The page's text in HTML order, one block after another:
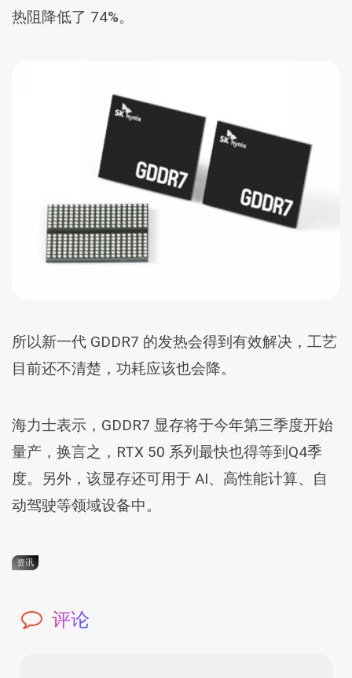
热阻降低了 74%。
所以新一代 GDDR7 的发热会得到有效解决，工艺
目前还不清楚，功耗应该也会降。
海力士表示，GDDR7 显存将于今年第三季度开始
量产，换言之，RTX 50 系列最快也得等到Q4季
度。另外，该显存还可用于 AI、高性能计算、自
动驾驶等领域设备中。
资讯
评论